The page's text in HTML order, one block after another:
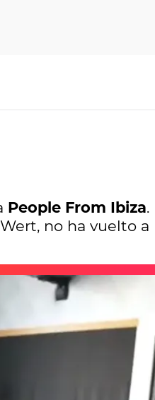
People From Ibiza.
no ha vuelto a